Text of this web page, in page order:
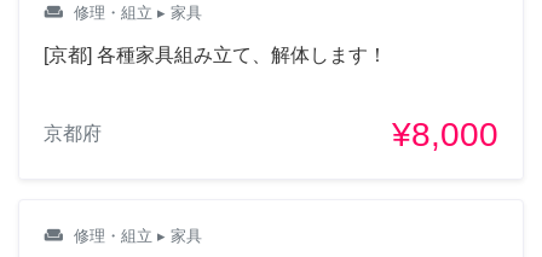
weekend 修理・組立 ▸ 家具
[京都] 各種家具組み立て、解体します！
京都府 ¥8,000
weekend 修理・組立 ▸ 家具